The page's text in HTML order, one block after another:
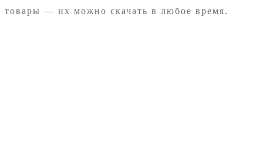
товары — их можно скачать в любое время.